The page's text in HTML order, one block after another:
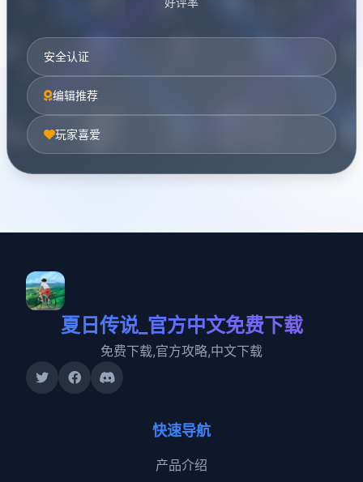
安全认证
编辑推荐
玩家喜爱
夏日传说_官方中文免费下载
免费下载,官方攻略,中文下载
快速导航
产品介绍